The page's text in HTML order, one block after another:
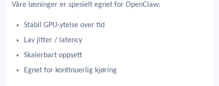
Våre løsninger er spesielt egnet for OpenClaw:
Stabil GPU-ytelse over tid
Lav jitter / latency
Skalerbart oppsett
Egnet for kontinuerlig kjøring